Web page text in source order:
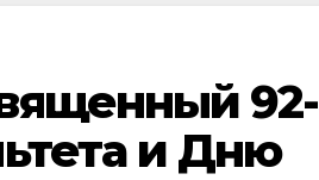
92-
и Дню